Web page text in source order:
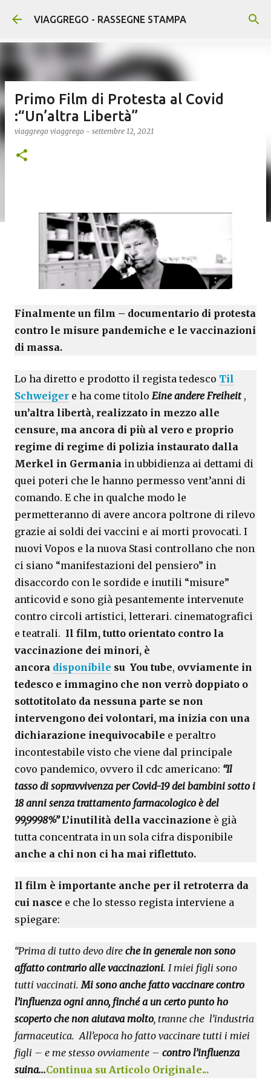
Passa ai contenuti principali
VIAGGREGO - RASSEGNE STAMPA
Primo Film di Protesta al Covid
:“Un’altra Libertà”
viaggrego viaggrego - settembre 12, 2021
Finalmente un film – documentario di protesta
contro le misure pandemiche e le vaccinazioni
di massa.
Lo ha diretto e prodotto il regista tedesco Til
Schweiger e ha come titolo Eine andere Freiheit ,
un’altra libertà, realizzato in mezzo alle
censure, ma ancora di più al vero e proprio
regime di regime di polizia instaurato dalla
Merkel in Germania in ubbidienza ai dettami di
quei poteri che le hanno permesso vent’anni di
comando. E che in qualche modo le
permetteranno di avere ancora poltrone di rilevo
grazie ai soldi dei vaccini e ai morti provocati. I
nuovi Vopos e la nuova Stasi controllano che non
ci siano “manifestazioni del pensiero” in
disaccordo con le sordide e inutili “misure”
anticovid e sono già pesantemente intervenute
contro circoli artistici, letterari. cinematografici
e teatrali. Il film, tutto orientato contro la
vaccinazione dei minori, è
ancora disponibile su You tube, ovviamente in
tedesco e immagino che non verrò doppiato o
sottotitolato da nessuna parte se non
intervengono dei volontari, ma inizia con una
dichiarazione inequivocabile e peraltro
incontestabile visto che viene dal principale
covo pandemico, ovvero il cdc americano: “Il
tasso di sopravvivenza per Covid-19 dei bambini sotto i
18 anni senza trattamento farmacologico è del
99,9998%”L’inutilità della vaccinazione è già
tutta concentrata in un sola cifra disponibile
anche a chi non ci ha mai riflettuto.
Il film è importante anche per il retroterra da
cui nasce e che lo stesso regista interviene a
spiegare:
“Prima di tutto devo dire che in generale non sono
affatto contrario alle vaccinazioni. I miei figli sono
tutti vaccinati.Mi sono anche fatto vaccinare contro
l’influenza ogni anno, finché a un certo punto ho
scoperto che non aiutava molto, tranne che l’industria
farmaceutica. All’epoca ho fatto vaccinare tutti i miei
figli – e me stesso ovviamente – contro l’influenza
suina...Continua su Articolo Originale...